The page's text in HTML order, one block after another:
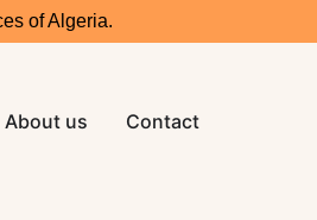
of Algeria.
About us Contact